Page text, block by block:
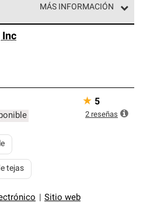
MÁS INFORMACIÓN
de profesionales de techos
y requisitos estrictos
Inc
Sitio web
tejas
★ 5
2 reseñas